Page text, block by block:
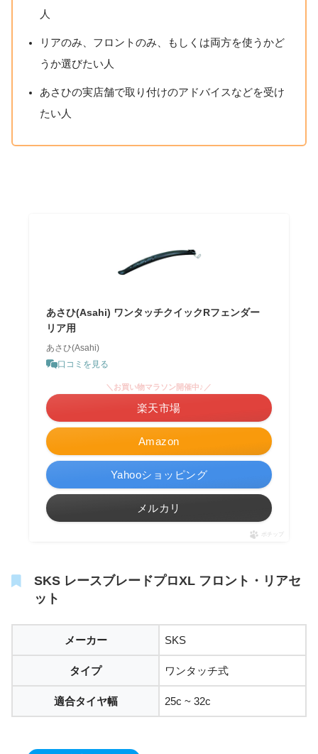
人
リアのみ、フロントのみ、もしくは両方を使うかど
うか選びたい人
あさひの実店舗で取り付けのアドバイスなどを受け
たい人
あさひ(Asahi) ワンタッチクイックRフェンダー
リア用
あさひ(Asahi)
口コミを見る
Amazon
＼お買い物マラソン開催中♪／
楽天市場
Yahooショッピング
メルカリ
ポチップ
SKS レースブレードプロXL フロント・リアセ
ット
メーカー SKS
タイプ ワンタッチ式
適合タイヤ幅 25c ~ 32c